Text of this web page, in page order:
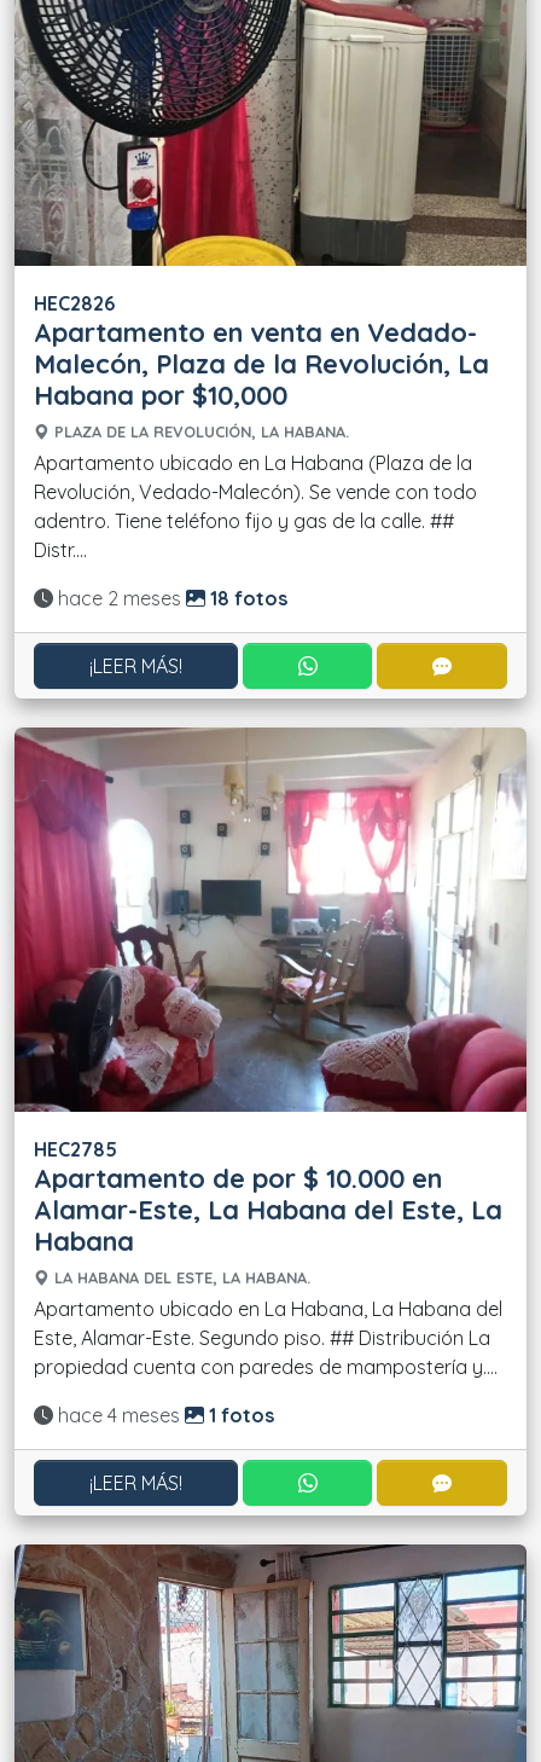
HEC2826
Apartamento en venta en Vedado-
Malecón, Plaza de la Revolución, La
Habana por $10,000
PLAZA DE LA REVOLUCIÓN, LA HABANA.
Apartamento ubicado en La Habana (Plaza de la
Revolución, Vedado-Malecón). Se vende con todo
adentro. Tiene teléfono fijo y gas de la calle. ##
Distr....
Actualizado:
hace 2 meses 18 fotos
¡LEER MÁS! CONTACTAR POR
HEC2785
Apartamento de por $ 10.000 en
Alamar-Este, La Habana del Este, La
Habana
LA HABANA DEL ESTE, LA HABANA.
Apartamento ubicado en La Habana, La Habana del
Este, Alamar-Este. Segundo piso. ## Distribución La
propiedad cuenta con paredes de mampostería y....
Actualizado:
hace 4 meses 1 fotos
¡LEER MÁS! CONTACTAR POR